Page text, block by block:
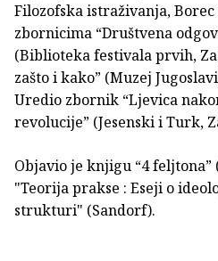
Filozofska istraživanja,
zbornicima “Društvena
(Biblioteka festivala prvih,
zašto i kako” (Muzej
Uredio zbornik “Ljevica
revolucije” (Jesenski i Turk,
Objavio je knjigu “4 feljtona”
"Teorija prakse : Eseji o
strukturi" (Sandorf).